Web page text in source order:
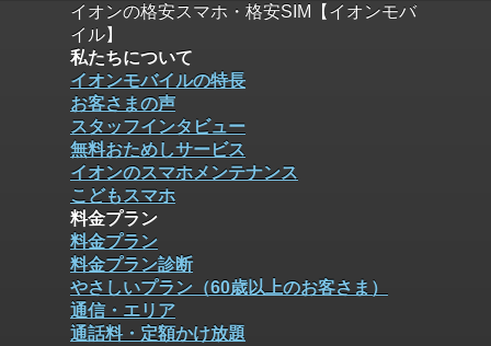
イオンの格安スマホ・格安SIM【イオンモバ
イル】
私たちについて
イオンモバイルの特長
お客さまの声
スタッフインタビュー
無料おためしサービス
イオンのスマホメンテナンス
こどもスマホ
料金プラン
料金プラン
料金プラン診断
やさしいプラン（60歳以上のお客さま）
通信・エリア
通話料・定額かけ放題